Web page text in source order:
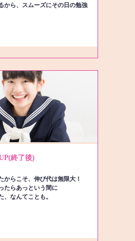
から、スムーズにその日の勉強
終了後)
からこそ、伸び代は無限大！
たらあっという間に
、なんてことも。